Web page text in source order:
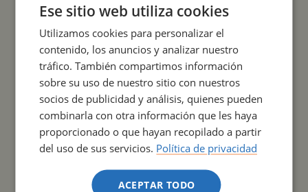
Institución AranSalut
Función / cargo Dirección de proyectos
FORMACIÓN ACADÉMICA
Programa de Curas integrales y servicios de Salud
(Escuela de Doctorado Universitat de Lleida)
Ese sitio web utiliza cookies
Utilizamos cookies para personalizar el
contenido, los anuncios y analizar nuestro
tráfico. También compartimos información
sobre su uso de nuestro sitio con nuestros
socios de publicidad y análisis, quienes pueden
combinarla con otra información que les haya
proporcionado o que hayan recopilado a partir
del uso de sus servicios. Política de privacidad
ACEPTAR TODO